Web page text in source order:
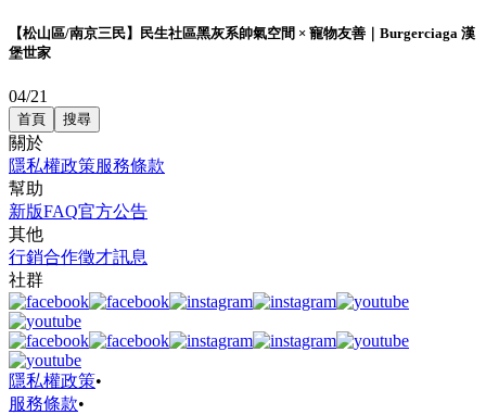
【松山區/南京三民】民生社區黑灰系帥氣空間 × 寵物友善｜Burgerciaga 漢
堡世家
04/21
首頁 搜尋
關於
隱私權政策服務條款
幫助
新版FAQ官方公告
其他
行銷合作徵才訊息
社群
隱私權政策•
服務條款•